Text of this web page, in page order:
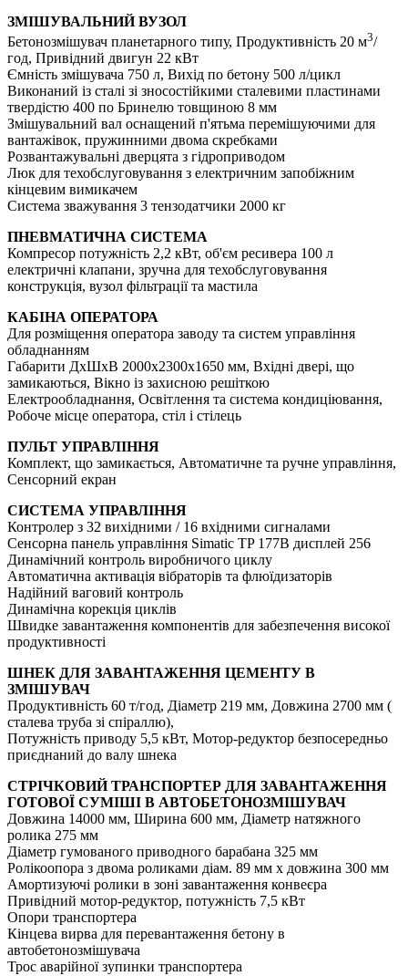
ЗМІШУВАЛЬНИЙ ВУЗОЛ
Бетонозмішувач планетарного типу, Продуктивність 20 м3/
год, Привідний двигун 22 кВт
Ємність змішувача 750 л, Вихід по бетону 500 л/цикл
Виконаний із сталі зі зносостійкими сталевими пластинами
твердістю 400 по Бринелю товщиною 8 мм
Змішувальний вал оснащений п'ятьма перемішуючими для
вантажівок, пружинними двома скребками
Розвантажувальні дверцята з гідроприводом
Люк для техобслуговування з електричним запобіжним
кінцевим вимикачем
Система зважування 3 тензодатчики 2000 кг
ПНЕВМАТИЧНА СИСТЕМА
Компресор потужність 2,2 кВт, об'єм ресивера 100 л
електричні клапани, зручна для техобслуговування
конструкція, вузол фільтрації та мастила
КАБІНА ОПЕРАТОРА
Для розміщення оператора заводу та систем управління
обладнанням
Габарити ДхШхВ 2000х2300х1650 мм, Вхідні двері, що
замикаються, Вікно із захисною решіткою
Електрообладнання, Освітлення та система кондиціювання,
Робоче місце оператора, стіл і стілець
ПУЛЬТ УПРАВЛІННЯ
Комплект, що замикається, Автоматичне та ручне управління,
Сенсорний екран
СИСТЕМА УПРАВЛІННЯ
Контролер з 32 вихідними / 16 вхідними сигналами
Сенсорна панель управління Simatic TP 177B дисплей 256
Динамічний контроль виробничого циклу
Автоматична активація вібраторів та флюїдизаторів
Надійний ваговий контроль
Динамічна корекція циклів
Швидке завантаження компонентів для забезпечення високої
продуктивності
ШНЕК ДЛЯ ЗАВАНТАЖЕННЯ ЦЕМЕНТУ В
ЗМІШУВАЧ
Продуктивність 60 т/год, Діаметр 219 мм, Довжина 2700 мм (
сталева труба зі спіраллю),
Потужність приводу 5,5 кВт, Мотор-редуктор безпосередньо
приєднаний до валу шнека
СТРІЧКОВИЙ ТРАНСПОРТЕР ДЛЯ ЗАВАНТАЖЕННЯ
ГОТОВОЇ СУМІШІ В АВТОБЕТОНОЗМІШУВАЧ
Довжина 14000 мм, Ширина 600 мм, Діаметр натяжного
ролика 275 мм
Діаметр гумованого приводного барабана 325 мм
Ролікоопора з двома роликами діам. 89 мм x довжина 300 мм
Амортизуючі ролики в зоні завантаження конвеєра
Привідний мотор-редуктор, потужність 7,5 кВт
Опори транспортера
Кінцева вирва для перевантаження бетону в
автобетонозмішувача
Трос аварійної зупинки транспортера